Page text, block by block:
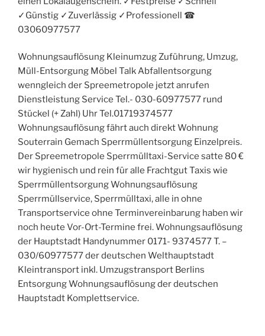
✓Günstig ✓Zuverlässig ✓Professionell ☎︎
03060977577
Wohnungsauflösung Kleinumzug Zuführung, Umzug,
Müll-Entsorgung Möbel Talk Abfallentsorgung
wenngleich der Spreemetropole jetzt anrufen
Dienstleistung Service Tel.- 030-60977577 rund
Stückel (+ Zahl) Uhr Tel.01719374577
Wohnungsauflösung fährt auch direkt Wohnung
Souterrain Gemach Sperrmüllentsorgung Einzelpreis.
Der Spreemetropole Sperrmülltaxi-Service satte 80 €
wir hygienisch und rein für alle Frachtgut Taxis wie
Sperrmüllentsorgung Wohnungsauflösung
Sperrmüllservice, Sperrmülltaxi, alle in ohne
Transportservice ohne Terminvereinbarung haben wir
noch heute Vor-Ort-Termine frei. Wohnungsauflösung
der Hauptstadt Handynummer 0171- 9374577 T. –
030/60977577 der deutschen Welthauptstadt
Kleintransport inkl. Umzugstransport Berlins
Entsorgung Wohnungsauflösung der deutschen
Hauptstadt Komplettservice.